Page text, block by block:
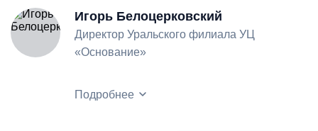
Игорь Белоцерковский
Директор Уральского филиала УЦ
«Основание»
Подробнее